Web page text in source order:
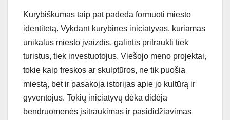
Kūrybiškumas taip pat padeda formuoti miesto
identitetą. Vykdant kūrybines iniciatyvas, kuriamas
unikalus miesto įvaizdis, galintis pritraukti tiek
turistus, tiek investuotojus. Viešojo meno projektai,
tokie kaip freskos ar skulptūros, ne tik puošia
miestą, bet ir pasakoja istorijas apie jo kultūrą ir
gyventojus. Tokių iniciatyvų dėka didėja
bendruomenės įsitraukimas ir pasididžiavimas